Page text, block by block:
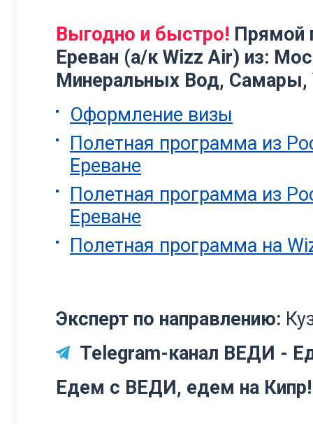
Выгодно и быстро! Прямой
Ереван (а/к Wizz Air) из:
Минеральных Вод,
Оформление визы
Полетная программа из
Ереване
Полетная программа из
Ереване
Полетная программа на
Эксперт по направлению:
Telegram-канал ВЕДИ -
Едем с ВЕДИ, едем на Кипр!